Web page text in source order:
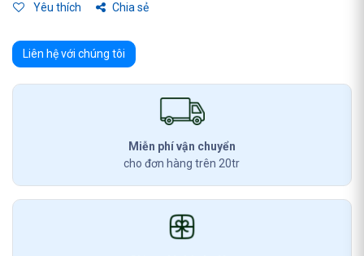
Yêu thích Chia sẻ
Liên hệ với chúng tôi
Miễn phí vận chuyển
cho đơn hàng trên 20tr